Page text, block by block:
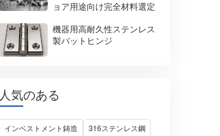
ョア用途向け完全材料選定
機器用高耐久性ステンレス
製バットヒンジ
人気のある
インベストメント鋳造
316ステンレス鋼